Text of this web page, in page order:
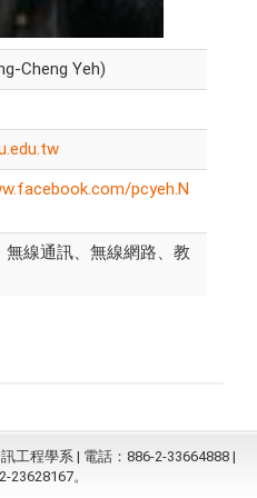
Cheng Yeh)
pcyeh.N
無線通訊、無線網路、教
工程學系 | 電話：886-2-33664888 |
23628167。